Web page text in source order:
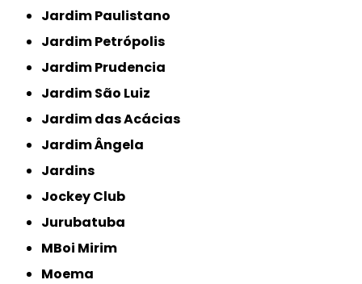
Jardim Paulistano
Jardim Petrópolis
Jardim Prudencia
Jardim São Luiz
Jardim das Acácias
Jardim Ângela
Jardins
Jockey Club
Jurubatuba
MBoi Mirim
Moema